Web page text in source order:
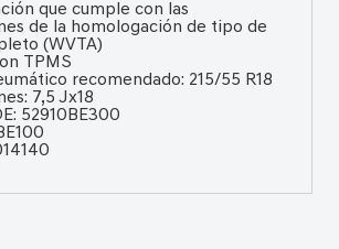
que cumple con las
de la homologación de tipo de
(WVTA)
TPMS
recomendado: 215/55 R18
7,5 Jx18
52910BE300